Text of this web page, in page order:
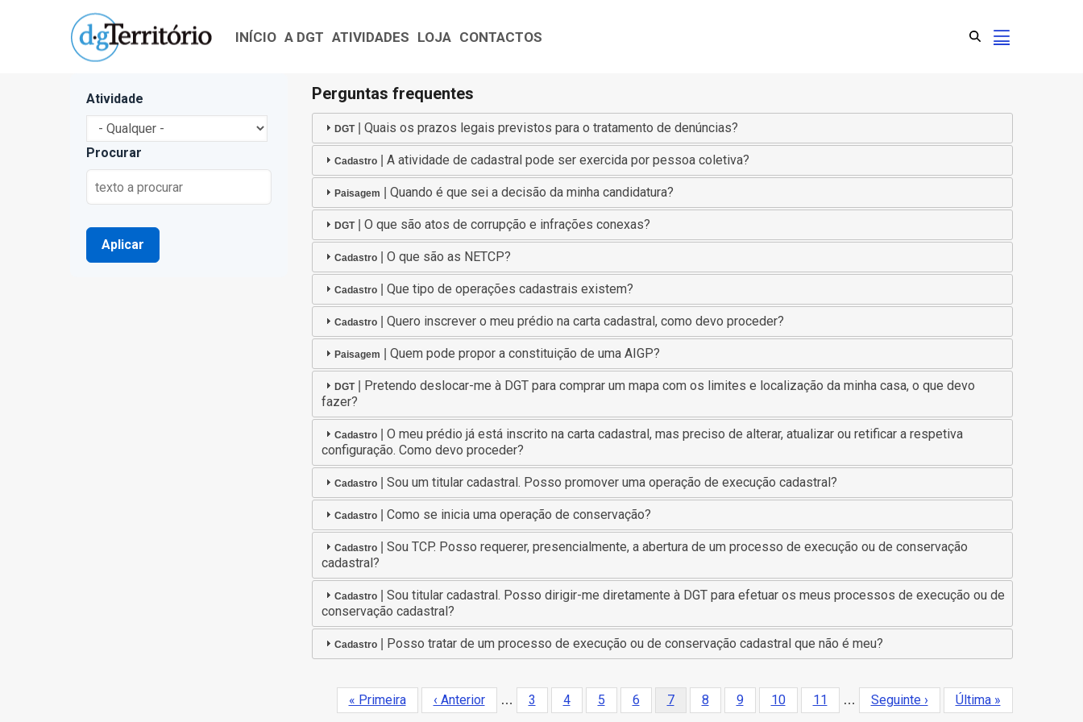
INÍCIO A DGT ATIVIDADES LOJA CONTACTOS
Perguntas frequentes
DGT|Quais os prazos legais previstos para o tratamento de denúncias?
Cadastro |A atividade de cadastral pode ser exercida por pessoa coletiva?
Paisagem |Quando é que sei a decisão da minha candidatura?
DGT|O que são atos de corrupção e infrações conexas?
Cadastro |O que são as NETCP?
Cadastro |Que tipo de operações cadastrais existem?
Cadastro |Quero inscrever o meu prédio na carta cadastral, como devo proceder?
Paisagem |Quem pode propor a constituição de uma AIGP?
DGT| Pretendo deslocar-me à DGT para comprar um mapa com os limites e localização da minha casa, o que devo
fazer?
Cadastro |O meu prédio já está inscrito na carta cadastral, mas preciso de alterar, atualizar ou retificar a respetiva
configuração. Como devo proceder?
Cadastro |Sou um titular cadastral. Posso promover uma operação de execução cadastral?
Cadastro |Como se inicia uma operação de conservação?
Cadastro |Sou TCP. Posso requerer, presencialmente, a abertura de um processo de execução ou de conservação
cadastral?
Cadastro |Sou titular cadastral. Posso dirigir-me diretamente à DGT para efetuar os meus processos de execução ou de
conservação cadastral?
Cadastro Posso tratar de um processo de execução ou de conservação cadastral que não é meu?
Paginação
Primeira
página
« Primeira
Página
anterior
‹ Anterior … Página
3 Página
4 Página
5 Página
6
Página
atual
7 Página
8 Página
9 Página
10 Página
11 …
Próxima
página
Seguinte ›
Última
página
Última »
Atividade
Procurar